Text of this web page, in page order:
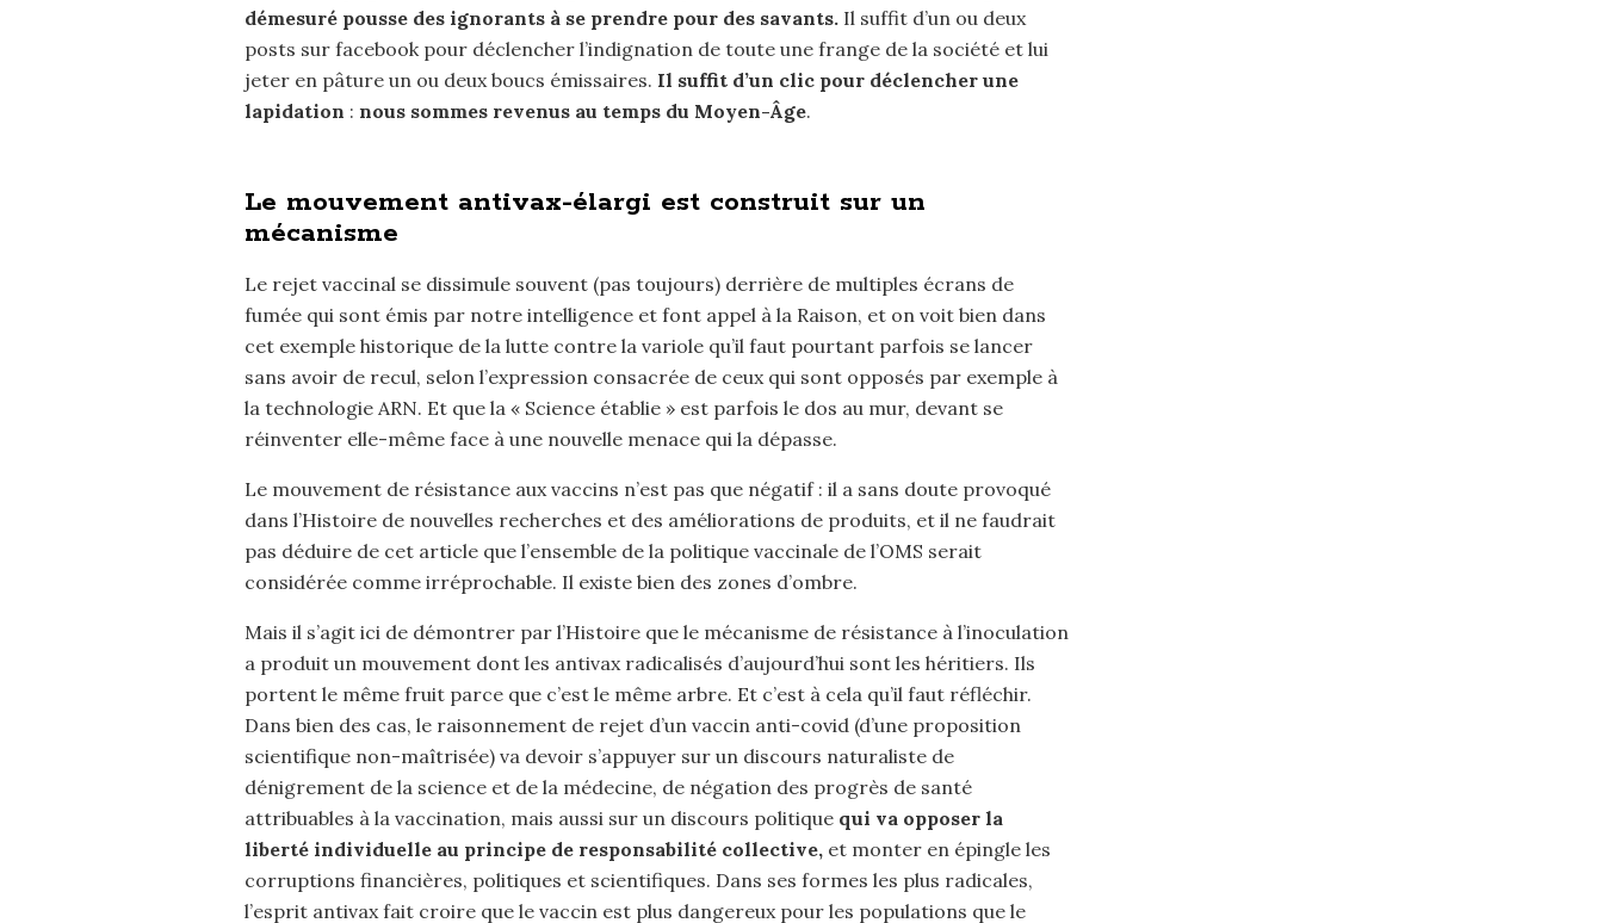
démesuré pousse des ignorants à se prendre pour des savants.Il suffit d’un ou deux
posts sur facebook pour déclencher l’indignation de toute une frange de la société et lui
jeter en pâture un ou deux boucs émissaires. Il suffit d’un clic pour déclencher une
lapidation : nous sommes revenus au temps du Moyen-Âge.
Le mouvement antivax-élargi est construit sur un
mécanisme
Le rejet vaccinal se dissimule souvent (pas toujours) derrière de multiples écrans de
fumée qui sont émis par notre intelligence et font appel à la Raison, et on voit bien dans
cet exemple historique de la lutte contre la variole qu’il faut pourtant parfois se lancer
sans avoir de recul, selon l’expression consacrée de ceux qui sont opposés par exemple à
la technologie ARN. Et que la « Science établie » est parfois le dos au mur, devant se
réinventer elle-même face à une nouvelle menace qui la dépasse.
Le mouvement de résistance aux vaccins n’est pas que négatif : il a sans doute provoqué
dans l’Histoire de nouvelles recherches et des améliorations de produits, et il ne faudrait
pas déduire de cet article que l’ensemble de la politique vaccinale de l’OMS serait
considérée comme irréprochable. Il existe bien des zones d’ombre.
Mais il s’agit ici de démontrer par l’Histoire que le mécanisme de résistance à l’inoculation
a produit un mouvement dont les antivax radicalisés d’aujourd’hui sont les héritiers. Ils
portent le même fruit parce que c’est le même arbre. Et c’est à cela qu’il faut réfléchir.
Dans bien des cas, le raisonnement de rejet d’un vaccin anti-covid (d’une proposition
scientifique non-maîtrisée) va devoir s’appuyer sur un discours naturaliste de
dénigrement de la science et de la médecine, de négation des progrès de santé
attribuables à la vaccination, mais aussi sur un discours politique qui va opposer la
liberté individuelle au principe de responsabilité collective,et monter en épingle les
corruptions financières, politiques et scientifiques. Dans ses formes les plus radicales,
l’esprit antivax fait croire que le vaccin est plus dangereux pour les populations que le